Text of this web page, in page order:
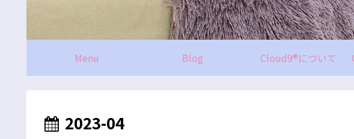
Menu Blog Cloud9®について
2023-04